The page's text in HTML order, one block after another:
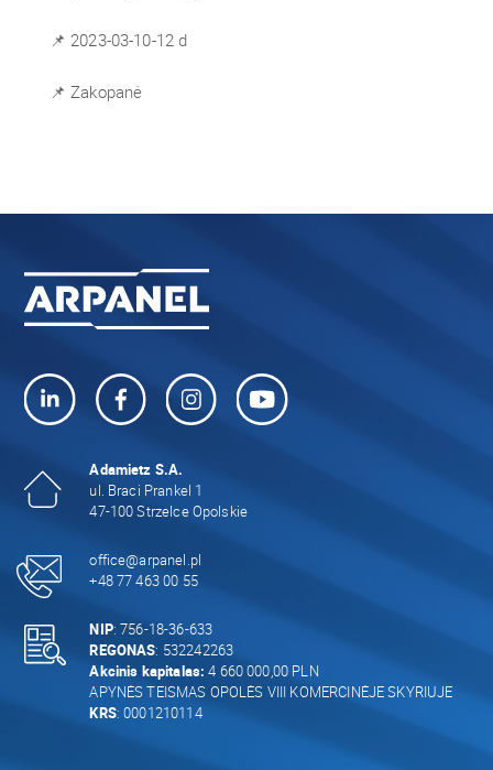
📌 2023-03-10-12 d
📌 Zakopanė
Adamietz S.A.
ul. Braci Prankel 1
47-100 Strzelce Opolskie
office@arpanel.pl
+48 77 463 00 55
NIP: 756-18-36-633
REGONAS: 532242263
Akcinis kapitalas: 4 660 000,00 PLN
APYNĖS TEISMAS OPOLĖS VIII KOMERCINĖJE SKYRIUJE
KRS: 0001210114